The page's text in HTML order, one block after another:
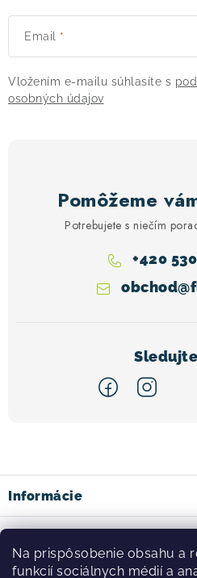
Na prispôsobenie obsahu a
funkcií sociálnych médií a
Email
Vložením e-mailu súhlasíte s
osobných údajov
Pomôžeme
Potrebujete s niečím
obchod@
+420
p
ä
t
Informácie
Kontakty
Doprava tovaru